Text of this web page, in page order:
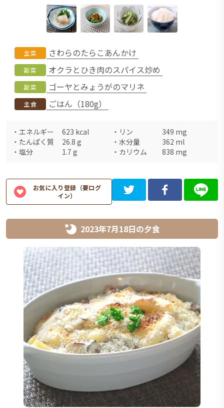
主菜 さわらのたらこあんかけ
副菜 オクラとひき肉のスパイス炒め
副菜 ゴーヤとみょうがのマリネ
主食 ごはん（180g）
・ エネルギー 623 kcal ・ リン 349 mg
・ たんぱく質 26.8 g ・ 水分量 362 ml
・ 塩分 1.7 g ・ カリウム 838 mg
お気に入り登録（要ログ
イン）
2023年7月18日の夕食